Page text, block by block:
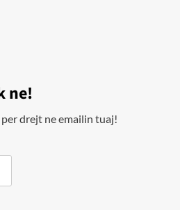
ne!
drejt ne emailin tuaj!